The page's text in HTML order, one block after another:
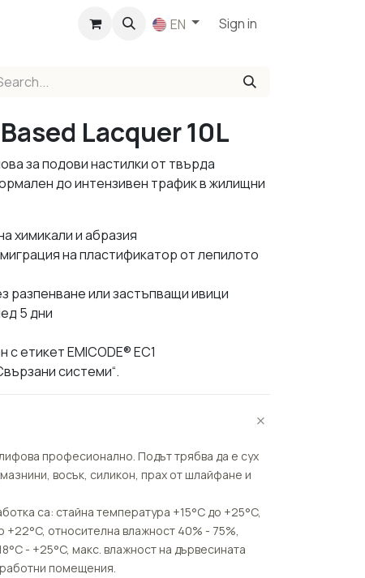
EN Sign in
Lacquer 10L
за подови настилки от твърда
до интензивен трафик в жилищни
химикали и абразия
на пластификатор от лепилото
разпенване или застъпващи ивици
5 дни
етикет EMICODE® EC1
системи“.
професионално. Подът трябва да е сух
восък, силикон, прах от шлайфане и
са: стайна температура +15°C до +25°C,
+22°C, относителна влажност 40% - 75%,
- +25°C, макс. влажност на дървесината
помещения.